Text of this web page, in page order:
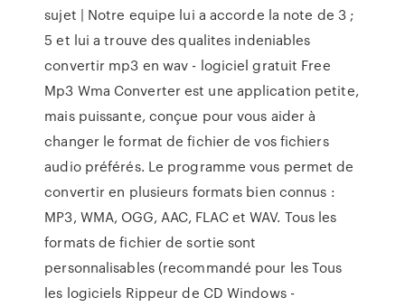
sujet | Notre equipe lui a accorde la note de 3 ;
5 et lui a trouve des qualites indeniables
convertir mp3 en wav - logiciel gratuit Free
Mp3 Wma Converter est une application petite,
mais puissante, conçue pour vous aider à
changer le format de fichier de vos fichiers
audio préférés. Le programme vous permet de
convertir en plusieurs formats bien connus :
MP3, WMA, OGG, AAC, FLAC et WAV. Tous les
formats de fichier de sortie sont
personnalisables (recommandé pour les Tous
les logiciels Rippeur de CD Windows -